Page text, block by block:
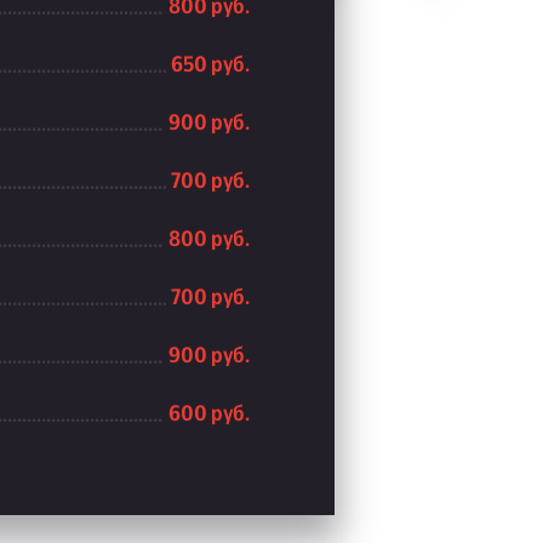
800 руб.
650 руб.
900 руб.
700 руб.
800 руб.
700 руб.
900 руб.
600 руб.